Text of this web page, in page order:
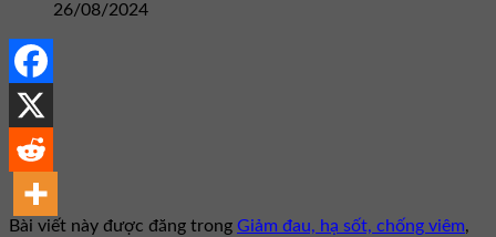
26/08/2024
Bài viết này được đăng trong Giảm đau, hạ sốt, chống viêm,